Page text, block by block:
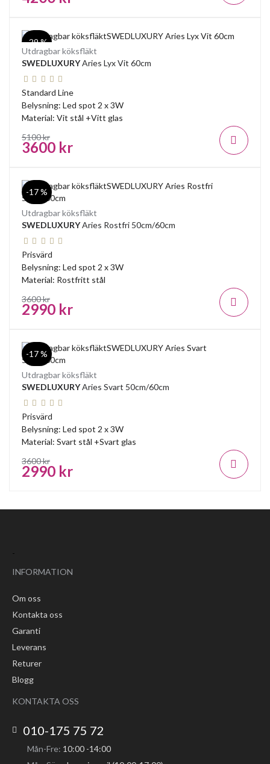
-29 %
Utdragbar köksfläkt
SWEDLUXURYAries Lyx Vit 60cm
3600 kr
5100 kr
Standard Line
Belysning: Led spot 2 x 3W
Material: Vit stål +Vitt glas
-17 %
Utdragbar köksfläkt
SWEDLUXURYAries Rostfri 50cm/60cm
2990 kr
3600 kr
Prisvärd
Belysning: Led spot 2 x 3W
Material: Rostfritt stål
-17 %
Utdragbar köksfläkt
SWEDLUXURYAries Svart 50cm/60cm
2990 kr
3600 kr
Prisvärd
Belysning: Led spot 2 x 3W
Material: Svart stål +Svart glas
-
INFORMATION
Om oss
Kontakta oss
Garanti
Leverans
Returer
Blogg
KONTAKTA OSS
010-175 75 72
Mån-Fre: 10:00 -14:00